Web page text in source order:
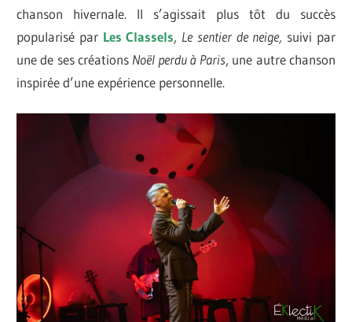
chanson hivernale. Il s’agissait plus tôt du succès
popularisé par Les Classels, Le sentier de neige, suivi par
une de ses créations Noël perdu à Paris, une autre chanson
inspirée d’une expérience personnelle.